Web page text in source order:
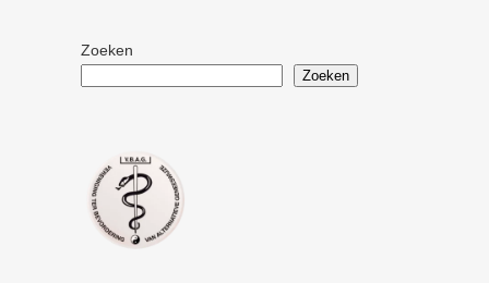
Zoeken
Zoeken